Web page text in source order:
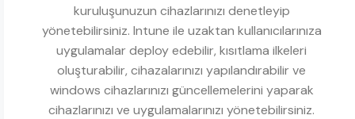
kuruluşunuzun cihazlarınızı denetleyip
yönetebilirsiniz. Intune ile uzaktan kullanıcılarınıza
uygulamalar deploy edebilir, kısıtlama ilkeleri
oluşturabilir, cihazalarınızı yapılandırabilir ve
windows cihazlarınızı güncellemelerini yaparak
cihazlarınızı ve uygulamalarınızı yönetebilirsiniz.